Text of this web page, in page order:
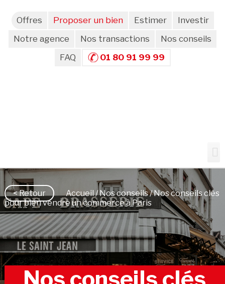
Offres Proposer un bien Estimer
Investir
Notre agence
Nos transactions
Nos conseils
FAQ
01 80 91 99 99
< Retour Accueil/Nos conseils/ Nos conseils clés
pour bien vendre un commerce à Paris